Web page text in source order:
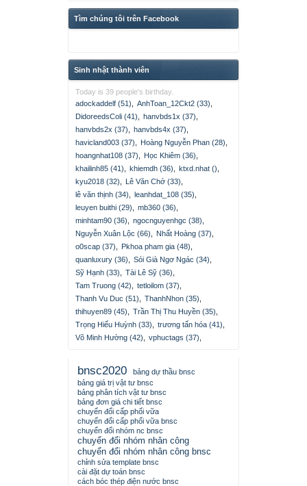
Tìm chúng tôi trên Facebook
Sinh nhật thành viên
Today is 39 people's birthday.
adockaddelf (51)
AnhToan_12Ckt2 (33)
DidoreedsColi (41)
hanvbds1x (37)
hanvbds2x (37)
hanvbds4x (37)
havicland003 (37)
Hoàng Nguyễn Phan (28)
hoangnhat108 (37)
Học Khiêm (36)
khailinh85 (41)
khiemdh (36) ktxd.nhat ()
kyu2018 (32)
Lê Văn Chớ (33)
lê văn thịnh (34)
leanhdat_108 (35)
leuyen buithi (29)
mb360 (36)
minhtam90 (36)
ngocnguyenhgc (38)
Nguyễn Xuân Lộc (66)
Nhất Hoàng (37)
o0scap (37)
Pkhoa pham gia (48)
quanluxury (36)
Sói Già Ngơ Ngác (34)
Sỹ Hạnh (33)
Tài Lê Sỹ (36)
Tam Truong (42)
tetloilom (37)
Thanh Vu Duc (51)
ThanhNhon (35)
thihuyen89 (45)
Trần Thị Thu Huyền (35)
Trọng Hiếu Huỳnh (33)
trương tấn hóa (41)
Võ Minh Hường (42)
vphuctags (37)
bnsc2020
bảng dự thầu bnsc
bảng giá trị vật tư bnsc
bảng phân tích vật tư bnsc
bảng đơn giá chi tiết bnsc
chuyển đổi cấp phối vữa
chuyển đổi cấp phối vữa bnsc
chuyển đổi nhóm nc bnsc
chuyển đổi nhóm nhân công
chuyển đổi nhóm nhân công bnsc
chỉnh sửa template bnsc
cài đặt dự toán bnsc
cách bóc thép điện nước bnsc